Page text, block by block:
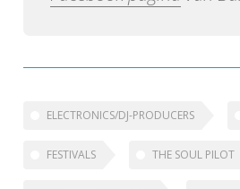
ELECTRONICS/DJ-PRODUCERS
FESTIVALS THE SOUL PILOT